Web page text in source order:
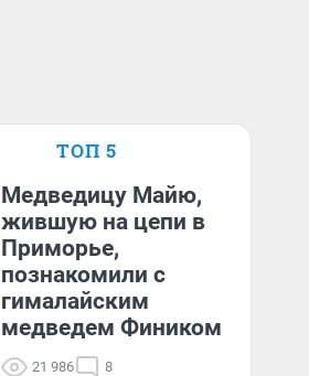
ТОП 5
Медведицу Майю,
жившую на цепи в
Приморье,
познакомили с
гималайским
медведем Фиником
21 986 8